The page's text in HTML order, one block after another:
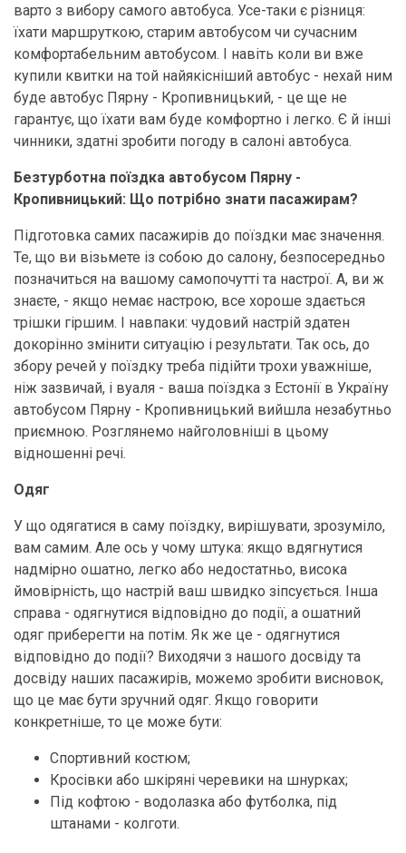
варто з вибору самого автобуса. Усе-таки є різниця:
їхати маршруткою, старим автобусом чи сучасним
комфортабельним автобусом. І навіть коли ви вже
купили квитки на той найякісніший автобус - нехай ним
буде автобус Пярну - Кропивницький, - це ще не
гарантує, що їхати вам буде комфортно і легко. Є й інші
чинники, здатні зробити погоду в салоні автобуса.
Безтурботна поїздка автобусом Пярну -
Кропивницький: Що потрібно знати пасажирам?
Підготовка самих пасажирів до поїздки має значення.
Те, що ви візьмете із собою до салону, безпосередньо
позначиться на вашому самопочутті та настрої. А, ви ж
знаєте, - якщо немає настрою, все хороше здається
трішки гіршим. І навпаки: чудовий настрій здатен
докорінно змінити ситуацію і результати. Так ось, до
збору речей у поїздку треба підійти трохи уважніше,
ніж зазвичай, і вуаля - ваша поїздка з Естонії в Україну
автобусом Пярну - Кропивницький вийшла незабутньо
приємною. Розглянемо найголовніші в цьому
відношенні речі.
Одяг
У що одягатися в саму поїздку, вирішувати, зрозуміло,
вам самим. Але ось у чому штука: якщо вдягнутися
надмірно ошатно, легко або недостатньо, висока
ймовірність, що настрій ваш швидко зіпсується. Інша
справа - одягнутися відповідно до події, а ошатний
одяг приберегти на потім. Як же це - одягнутися
відповідно до події? Виходячи з нашого досвіду та
досвіду наших пасажирів, можемо зробити висновок,
що це має бути зручний одяг. Якщо говорити
конкретніше, то це може бути:
Спортивний костюм;
Кросівки або шкіряні черевики на шнурках;
Під кофтою - водолазка або футболка, під
штанами - колготи.